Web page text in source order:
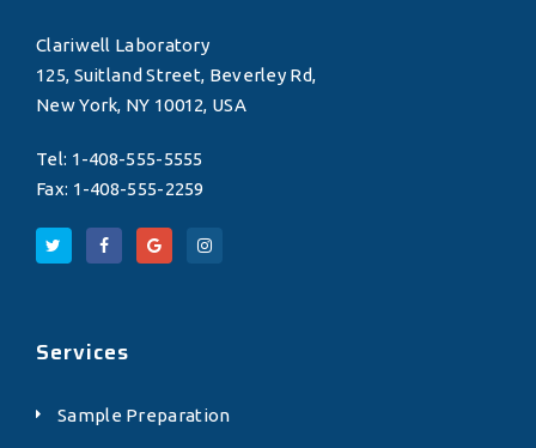
Clariwell Laboratory
125, Suitland Street, Beverley Rd,
New York, NY 10012, USA
Tel: 1-408-555-5555
Fax: 1-408-555-2259
Services
Sample Preparation